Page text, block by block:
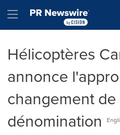
Hamburger menu
Hélicoptères
annonce
changement de
dénomination